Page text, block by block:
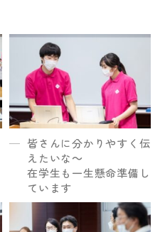
皆さんに分かりやすく伝
えたいな～
在学生も一生懸命準備し
ています